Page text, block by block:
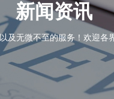
新闻资讯
及无微不至的服务！欢迎各